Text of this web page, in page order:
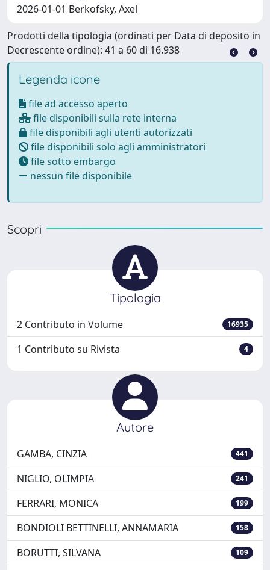
2026-01-01 Berkofsky, Axel
Prodotti della tipologia (ordinati per Data di deposito in
Decrescente ordine): 41 a 60 di 16.938
Legenda icone
file ad accesso aperto
file disponibili sulla rete interna
file disponibili agli utenti autorizzati
file disponibili solo agli amministratori
file sotto embargo
nessun file disponibile
Scopri
Tipologia
2 Contributo in Volume 16935
1 Contributo su Rivista 4
Autore
GAMBA, CINZIA 441
NIGLIO, OLIMPIA 241
FERRARI, MONICA 199
BONDIOLI BETTINELLI, ANNAMARIA 158
BORUTTI, SILVANA 109